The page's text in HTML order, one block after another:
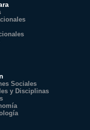
Sociales
y Disciplinas